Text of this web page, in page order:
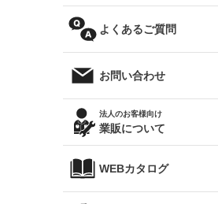
オリジンアーム(足回り)
レンズ
マフラー
メンテナンスパーツ
ハイエース
レビン
トレノ
マークX
クラウン
クラウンマジェスタ
180SX
ワンビア
汎用
ハイエース・バン用タイ
パーカー
オーバーオール(つなぎ)
タオル
帽子
お気に入りリスト
クーポンを見る
閲覧履歴
ニュースレターお申し込み
よくあるご質問
お問い合わせ
法人のお客様向け
業販について
WEBカタログ